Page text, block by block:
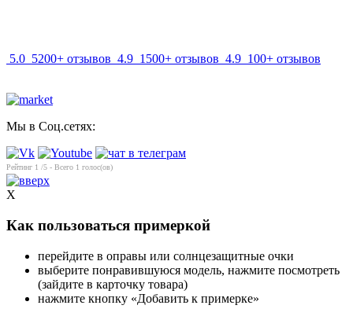
5.0 5200+ отзывов 4.9 1500+ отзывов 4.9 100+ отзывов
Мы в Соц.сетях:
Рейтинг 1 /5 - Всего 1 голос(ов)
X
Как пользоваться примеркой
перейдите в оправы или солнцезащитные очки
выберите понравившуюся модель, нажмите посмотреть
(зайдите в карточку товара)
нажмите кнопку «Добавить к примерке»